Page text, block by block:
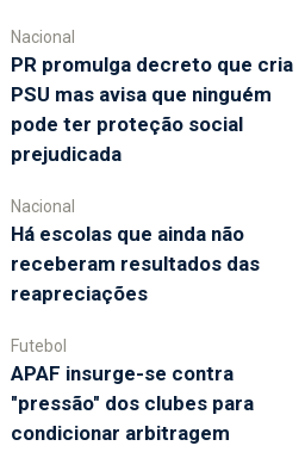
Nacional
PR promulga decreto que cria
PSU mas avisa que ninguém
pode ter proteção social
prejudicada
Nacional
Há escolas que ainda não
receberam resultados das
reapreciações
Futebol
APAF insurge-se contra
"pressão" dos clubes para
condicionar arbitragem